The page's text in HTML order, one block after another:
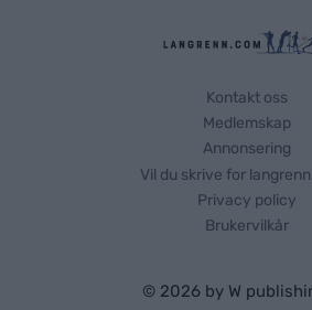
Kontakt oss
Medlemskap
Annonsering
Vil du skrive for
Privacy policy
Brukervilkår
© 2026 by W